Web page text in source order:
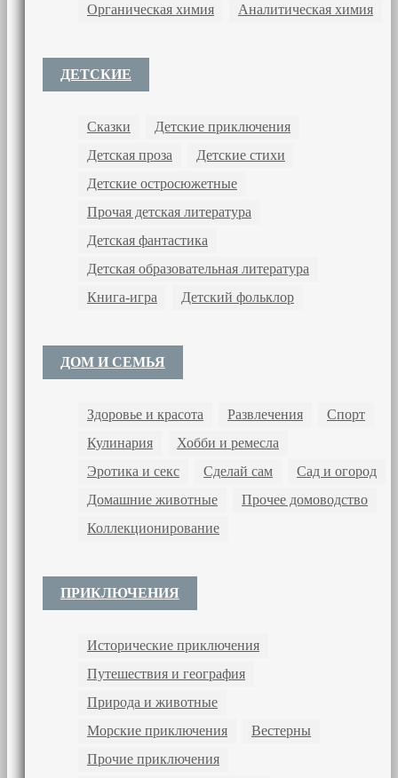
Органическая химия
Аналитическая химия
ДЕТСКИЕ
Сказки
Детские приключения
Детская проза
Детские стихи
Детские остросюжетные
Прочая детская литература
Детская фантастика
Детская образовательная литература
Книга-игра
Детский фольклор
ДОМ И СЕМЬЯ
Здоровье и красота Развлечения
Спорт
Кулинария
Хобби и ремесла
Эротика и секс
Сделай сам
Сад и огород
Домашние животные
Прочее домоводство
Коллекционирование
ПРИКЛЮЧЕНИЯ
Исторические приключения
Путешествия и география
Природа и животные
Морские приключения
Вестерны
Прочие приключения